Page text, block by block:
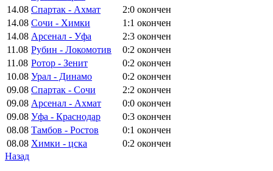
14.08 Спартак - Ахмат 2:0 окончен
14.08 Сочи - Химки 1:1 окончен
14.08 Арсенал - Уфа 2:3 окончен
11.08 Рубин - Локомотив 0:2 окончен
11.08 Ротор - Зенит 0:2 окончен
10.08 Урал - Динамо 0:2 окончен
09.08 Спартак - Сочи 2:2 окончен
09.08 Арсенал - Ахмат 0:0 окончен
09.08 Уфа - Краснодар 0:3 окончен
08.08 Тамбов - Ростов 0:1 окончен
08.08 Химки - цска 0:2 окончен
Назад